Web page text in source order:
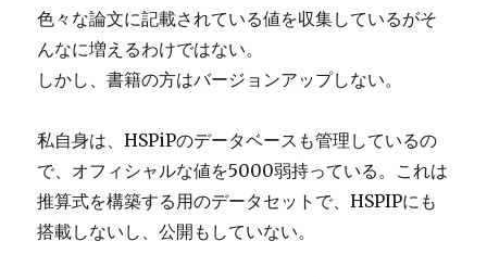
色々な論文に記載されている値を収集しているがそ
んなに増えるわけではない。
しかし、書籍の方はバージョンアップしない。
私自身は、HSPiPのデータベースも管理しているの
で、オフィシャルな値を5000弱持っている。これは
推算式を構築する用のデータセットで、HSPIPにも
搭載しないし、公開もしていない。